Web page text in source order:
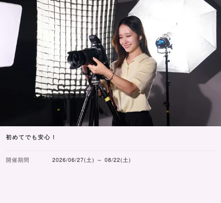
初めてでも安心！
開催期間 2026/06/27(土) ～ 08/22(土)